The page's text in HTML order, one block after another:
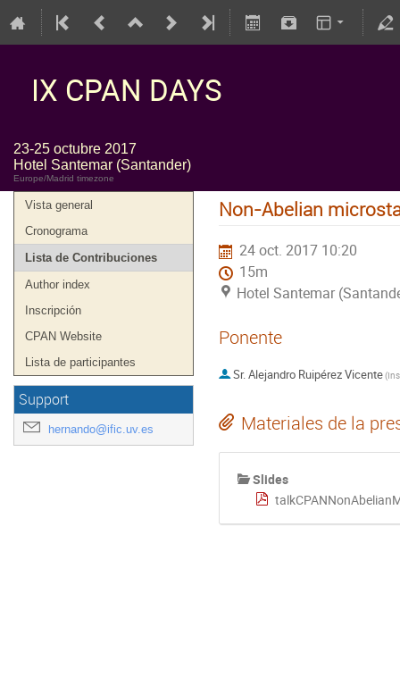
IX CPAN DAYS
23-25 octubre 2017
Hotel Santemar (Santander)
Europe/Madrid timezone
Vista general
Cronograma
Lista de Contribuciones
Author index
Inscripción
CPAN Website
Lista de participantes
Support
hernando@ific.uv.es
Non-Abelian
24 oct. 2017 10:20
15m
Hotel Santemar
Ponente
Sr.Alejandro Ruipérez Vicente(
Materiales de la
Slides